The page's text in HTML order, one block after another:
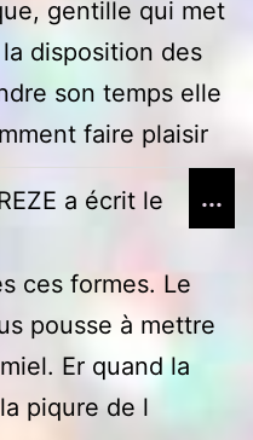
gentille qui met
disposition des
son temps elle
faire plaisir
a écrit le
ces formes. Le
pousse à mettre
Er quand la
piqure de l
...